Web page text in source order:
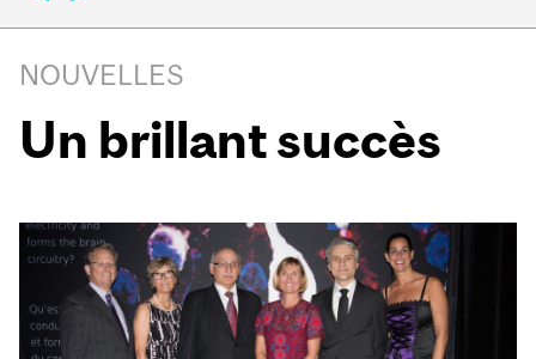
navigation
NOUVELLES
Un brillant succès